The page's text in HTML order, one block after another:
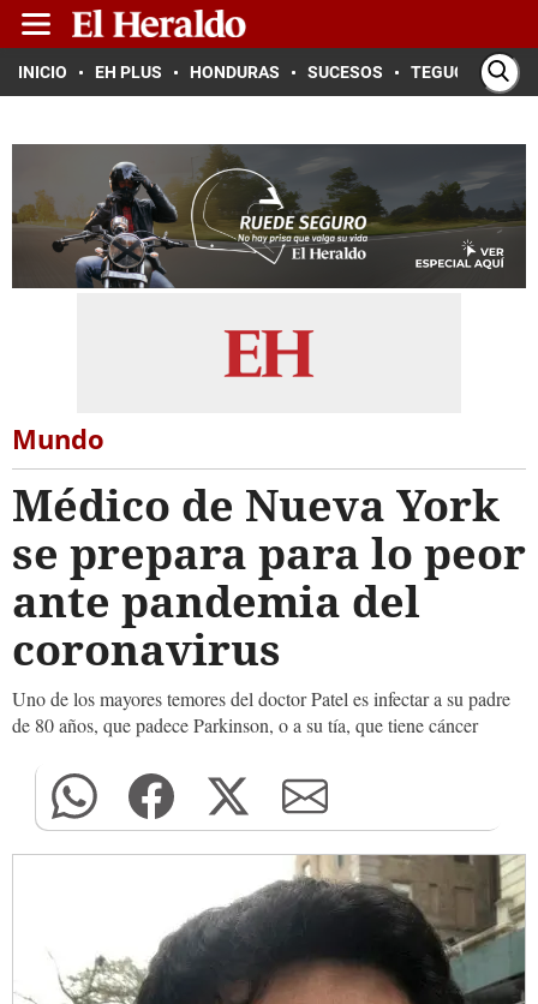
INICIO EH PLUS HONDURAS SUCESOS TEGUCIGALPA
Mundo
Médico de Nueva York
se prepara para lo peor
ante pandemia del
coronavirus
Uno de los mayores temores del doctor Patel es infectar a su padre
de 80 años, que padece Parkinson, o a su tía, que tiene cáncer